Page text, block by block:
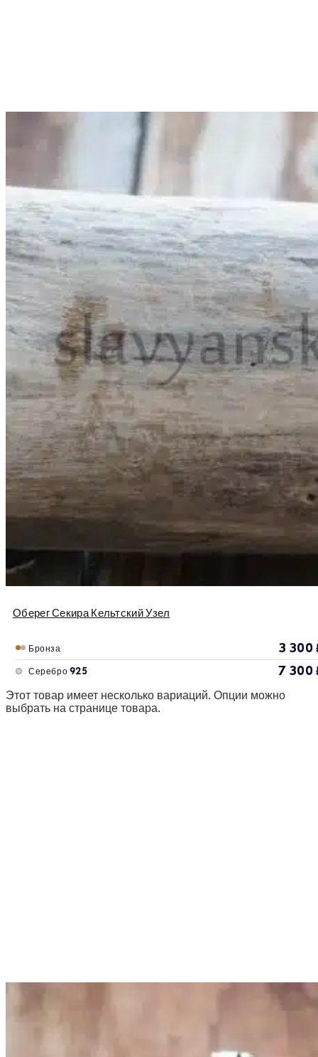
Оберег Секира Кельтский Узел
Бронза 3 300
Серебро 925 7 300
Этот товар имеет несколько вариаций. Опции можно
выбрать на странице товара.